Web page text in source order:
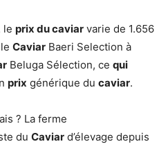
le prix du caviar varie de 1.656
Caviar Baeri Selection à
Beluga Sélection, ce qui
prix générique du caviar.
? La ferme
du Caviar d’élevage depuis